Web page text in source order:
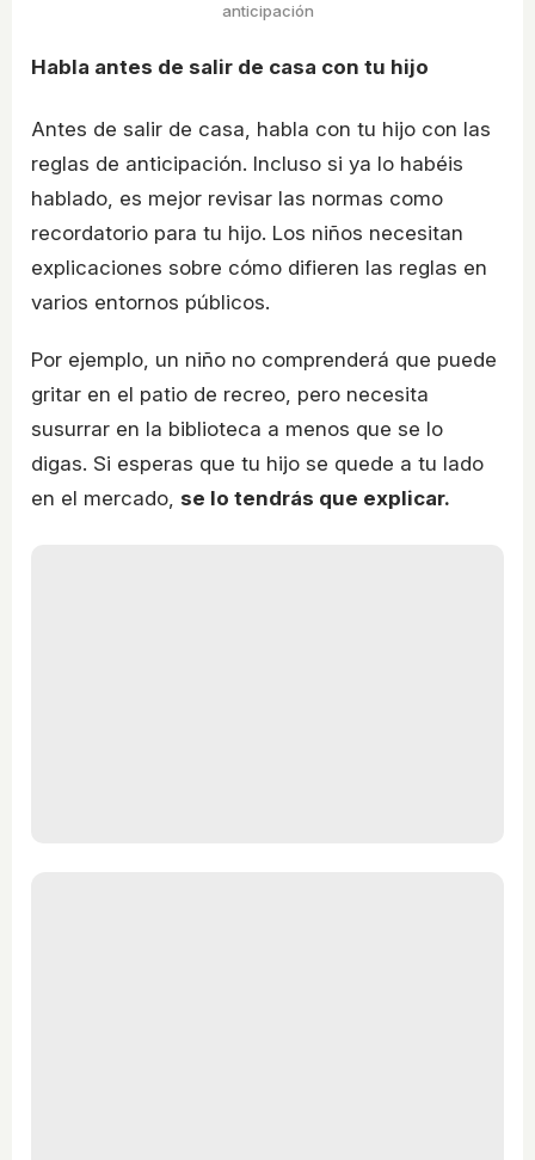
anticipación
Habla antes de salir de casa con tu hijo
Antes de salir de casa, habla con tu hijo con las
reglas de anticipación. Incluso si ya lo habéis
hablado, es mejor revisar las normas como
recordatorio para tu hijo. Los niños necesitan
explicaciones sobre cómo difieren las reglas en
varios entornos públicos.
Por ejemplo, un niño no comprenderá que puede
gritar en el patio de recreo, pero necesita
susurrar en la biblioteca a menos que se lo
digas. Si esperas que tu hijo se quede a tu lado
en el mercado, se lo tendrás que explicar.